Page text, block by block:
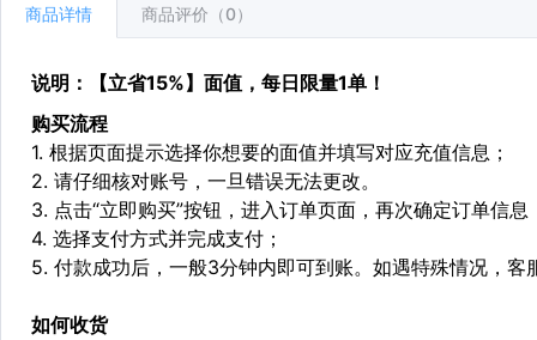
商品详情 商品评价（0）
说明：【立省15%】面值，每日限量1单！
购买流程
1. 根据页面提示选择你想要的面值并填写对应充值信息；
2. 请仔细核对账号，一旦错误无法更改。
3. 点击“立即购买”按钮，进入订单页面，再次确定订单信息
4. 选择支付方式并完成支付；
5. 付款成功后，一般3分钟内即可到账。如遇特殊情况，
如何收货